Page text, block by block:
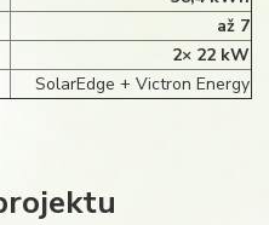
až 7
2× 22 kW
SolarEdge + Victron Energy